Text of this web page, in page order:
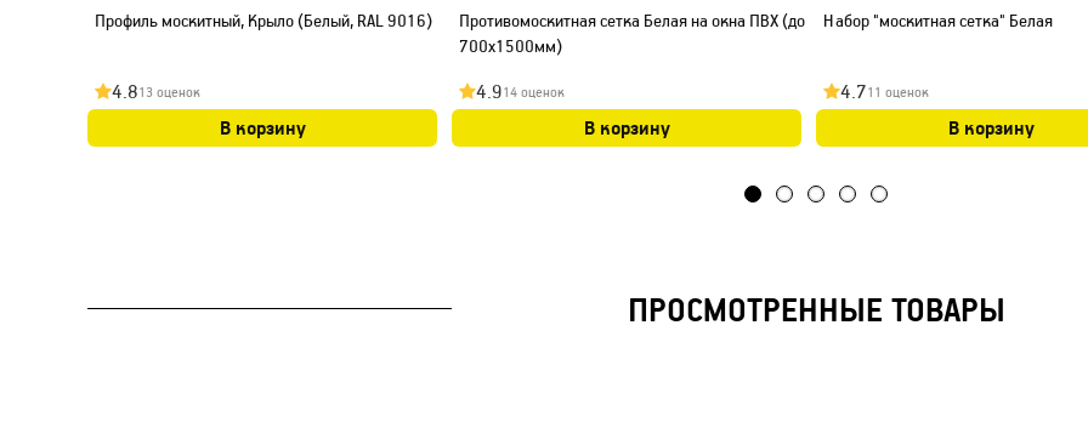
Профиль москитный, Крыло (Белый, RAL 9016)
4.813 оценок
В корзину
Противомоскитная сетка Белая на окна ПВХ (до
700х1500мм)
4.914 оценок
В корзину
Набор "москитная сетка" Белая
4.711 оценок
В корзину
ПРОСМОТРЕННЫЕ ТОВАРЫ